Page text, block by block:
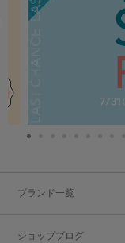
ブランド一覧
ショップブログ